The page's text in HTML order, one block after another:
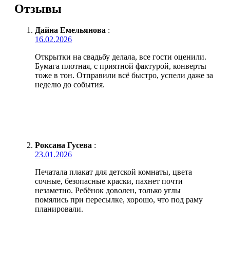
Отзывы
Дайна Емельянова :
16.02.2026
Открытки на свадьбу делала, все гости оценили.
Бумага плотная, с приятной фактурой, конверты
тоже в тон. Отправили всё быстро, успели даже за
неделю до события.
Роксана Гусева :
23.01.2026
Печатала плакат для детской комнаты, цвета
сочные, безопасные краски, пахнет почти
незаметно. Ребёнок доволен, только углы
помялись при пересылке, хорошо, что под раму
планировали.